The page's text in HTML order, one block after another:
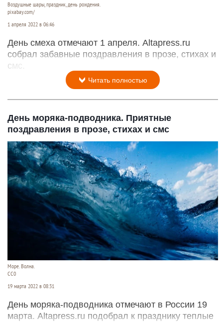
Воздушные шары, праздник, день рождения.
pixabay.com/
1 апреля 2022 в 06:46
День смеха отмечают 1 апреля. Altapress.ru
собрал забавные поздравления в прозе, стихах и
смс.
Читать полностью
День моряка-подводника. Приятные
поздравления в прозе, стихах и смс
Море. Волна.
СС0
19 марта 2022 в 08:31
День моряка-подводника отмечают в России 19
марта. Altapress.ru подобрал к празднику теплые